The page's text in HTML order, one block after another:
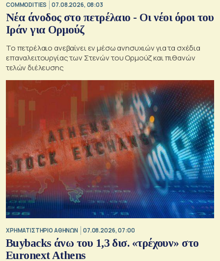
COMMODITIES 07.08.2026, 08:03
Νέα άνοδος στο πετρέλαιο - Οι νέοι όροι του
Ιράν για Ορμούζ
Το πετρέλαιο ανεβαίνει εν μέσω ανησυχιών για τα σχέδια
επαναλειτουργίας των Στενών του Ορμούζ και πιθανών
τελών διέλευσης
XΡΗΜΑΤΙΣΤΗΡΙΟ ΑΘΗΝΩΝ 07.08.2026, 07:00
Buybacks άνω του 1,3 δισ. «τρέχουν» στο
Euronext Athens